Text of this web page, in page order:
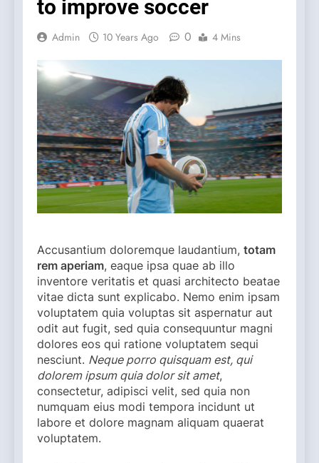
to improve soccer
Admin 10 Years Ago 0 4 Mins
Accusantium doloremque laudantium, totam
rem aperiam, eaque ipsa quae ab illo
inventore veritatis et quasi architecto beatae
vitae dicta sunt explicabo. Nemo enim ipsam
voluptatem quia voluptas sit aspernatur aut
odit aut fugit, sed quia consequuntur magni
dolores eos qui ratione voluptatem sequi
nesciunt. Neque porro quisquam est, qui
dolorem ipsum quia dolor sit amet,
consectetur, adipisci velit, sed quia non
numquam eius modi tempora incidunt ut
labore et dolore magnam aliquam quaerat
voluptatem.